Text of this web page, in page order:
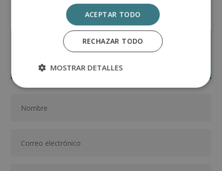
Solicita información
ACEPTAR TODO
RECHAZAR TODO
MOSTRAR DETALLES